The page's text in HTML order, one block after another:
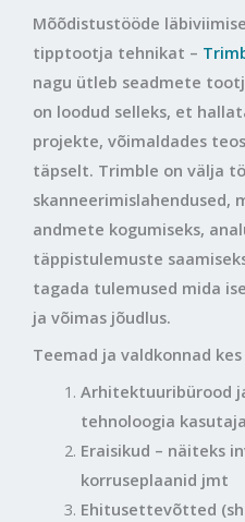
Mõõdistustööde
tipptootja tehnikat –
nagu ütleb seadmete
on loodud selleks, et
projekte, võimaldades
täpselt. Trimble on välja
skanneerimislahendused,
andmete kogumiseks,
täppistulemuste
tagada tulemused mida
ja võimas jõudlus.
Teemad ja valdkonnad
Arhitektuuribürood
tehnoloogia
Eraisikud – näiteks
korruseplaanid jmt
Ehitusettevõtted